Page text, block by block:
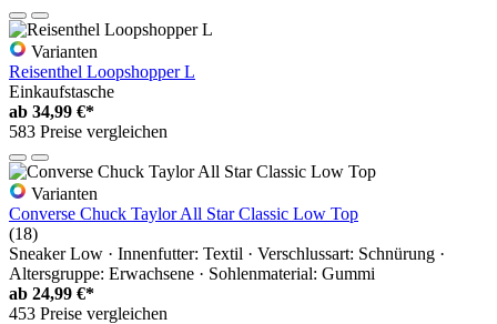
Varianten
Reisenthel Loopshopper L
Einkaufstasche
ab 34,99 €*
583 Preise vergleichen
Varianten
Converse Chuck Taylor All Star Classic Low Top
(18)
Sneaker Low · Innenfutter: Textil · Verschlussart: Schnürung ·
Altersgruppe: Erwachsene · Sohlenmaterial: Gummi
ab 24,99 €*
453 Preise vergleichen